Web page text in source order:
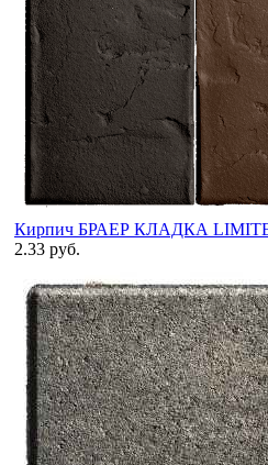
Кирпич БРАЕР КЛАДКА
2.33 руб.